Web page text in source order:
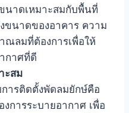
นาดเหมาะสมกับพื้นที่
ขนาดของอาคาร ความ
ณลมที่ต้องการเพื่อให้
กาศที่ดี
ะสม
ารติดตั้งพัดลมยักษ์คือ
การระบายอากาศ เพื่อ